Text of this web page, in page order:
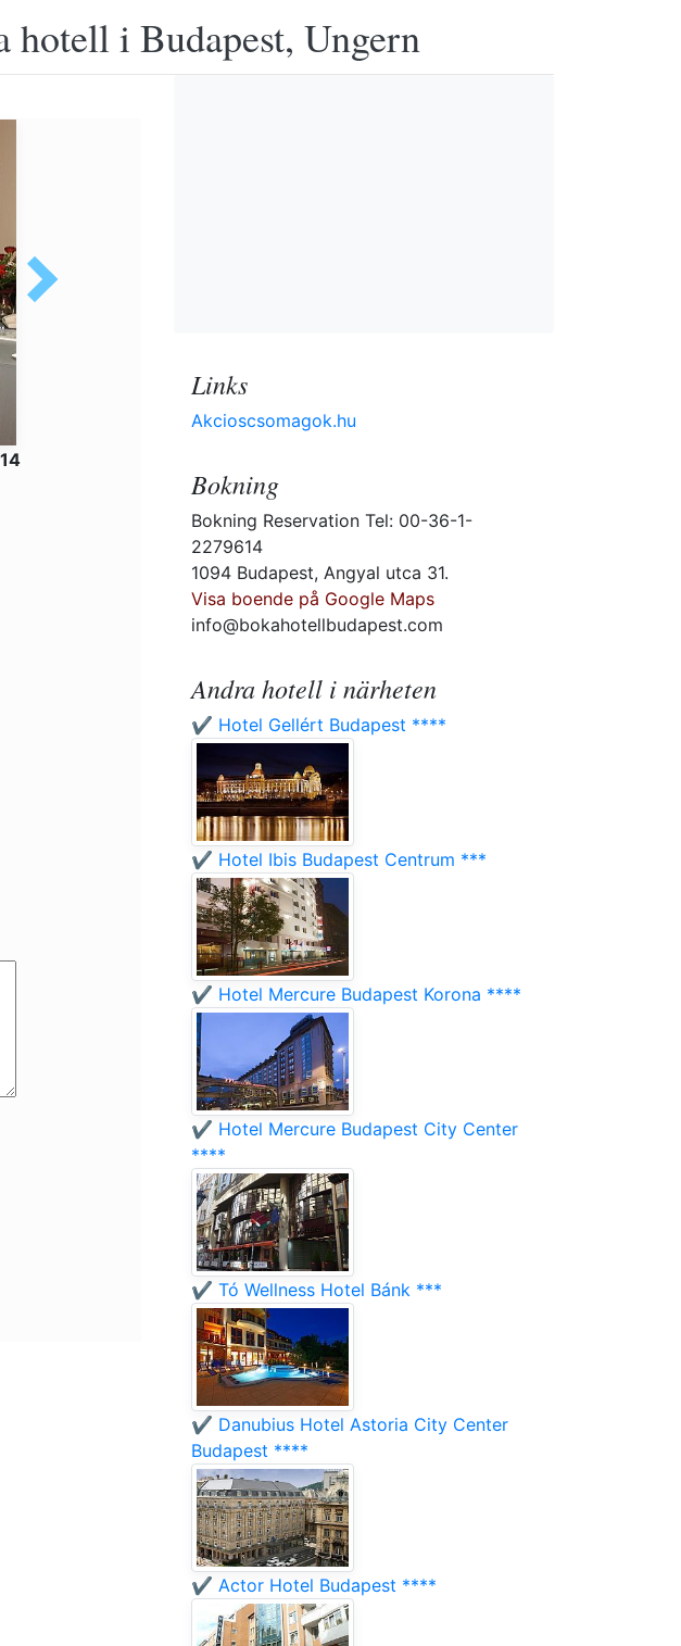
i Budapest, Ungern
Links
Akcioscsomagok.hu
Bokning
Bokning Reservation Tel: 00-36-1-
2279614
1094 Budapest, Angyal utca 31.
Visa boende på Google Maps
info@bokahotellbudapest.com
Andra hotell i närheten
✔️ Hotel Gellért Budapest ****
✔️ Hotel Ibis Budapest Centrum ***
✔️ Hotel Mercure Budapest Korona ****
✔️ Hotel Mercure Budapest City Center
****
✔️ Tó Wellness Hotel Bánk ***
✔️ Danubius Hotel Astoria City Center
Budapest ****
✔️ Actor Hotel Budapest ****